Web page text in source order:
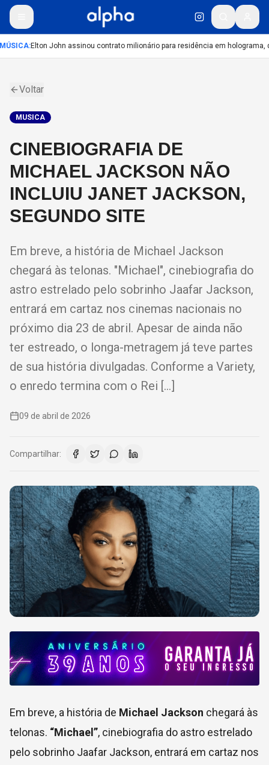
:Elton John assinou contrato milionário para residência em holograma,
Voltar
MUSICA
CINEBIOGRAFIA DE
MICHAEL JACKSON NÃO
INCLUIU JANET JACKSON,
SEGUNDO SITE
Em breve, a história de Michael Jackson
chegará às telonas. "Michael", cinebiografia do
astro estrelado pelo sobrinho Jaafar Jackson,
entrará em cartaz nos cinemas nacionais no
próximo dia 23 de abril. Apesar de ainda não
ter estreado, o longa-metragem já teve partes
de sua história divulgadas. Conforme a Variety,
o enredo termina com o Rei […]
09 de abril de 2026
Compartilhar:
Em breve, a história de Michael Jackson chegará às
telonas. “Michael”, cinebiografia do astro estrelado
pelo sobrinho Jaafar Jackson, entrará em cartaz nos